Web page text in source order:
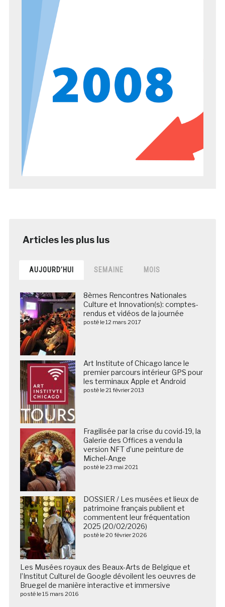
AUJOURD’HUI SEMAINE MOIS
8èmes Rencontres Nationales
Culture et Innovation(s): comptes-
rendus et vidéos de la journée
posté le 12 mars 2017
Art Institute of Chicago lance le
premier parcours intérieur GPS pour
les terminaux Apple et Android
posté le 21 février 2013
Fragilisée par la crise du covid-19, la
Galerie des Offices a vendu la
version NFT d’une peinture de
Michel-Ange
posté le 23 mai 2021
DOSSIER / Les musées et lieux de
patrimoine français publient et
commentent leur fréquentation
2025 (20/02/2026)
posté le 20 février 2026
Les Musées royaux des Beaux-Arts de Belgique et
l’Institut Culturel de Google dévoilent les oeuvres de
Bruegel de manière interactive et immersive
posté le 15 mars 2016